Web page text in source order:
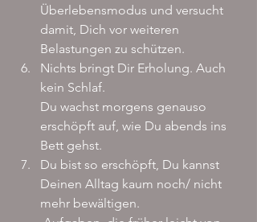
Überlebensmodus und versucht
damit, Dich vor weiteren
Belastungen zu schützen.
Nichts bringt Dir Erholung. Auch
kein Schlaf.
Du wachst morgens genauso
erschöpft auf, wie Du abends ins
Bett gehst.
Du bist so erschöpft, Du kannst
Deinen Alltag kaum noch/ nicht
mehr bewältigen.